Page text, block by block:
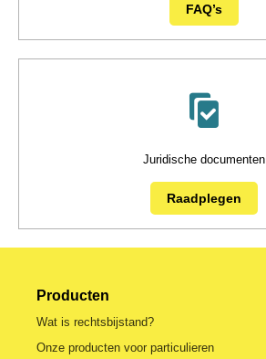
FAQ’s
Juridische documenten
Raadplegen
Producten
Wat is rechtsbijstand?
Onze producten voor particulieren